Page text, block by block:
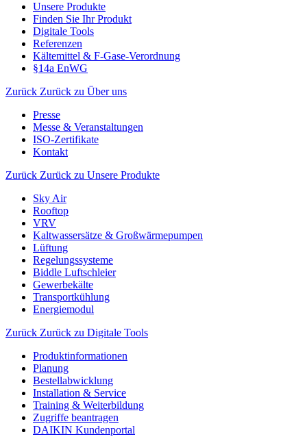
Unsere Produkte
Finden Sie Ihr Produkt
Digitale Tools
Referenzen
Kältemittel & F-Gase-Verordnung
§14a EnWG
Zurück Zurück zu Über uns
Presse
Messe & Veranstaltungen
ISO-Zertifikate
Kontakt
Zurück Zurück zu Unsere Produkte
Sky Air
Rooftop
VRV
Kaltwassersätze & Großwärmepumpen
Lüftung
Regelungssysteme
Biddle Luftschleier
Gewerbekälte
Transportkühlung
Energiemodul
Zurück Zurück zu Digitale Tools
Produktinformationen
Planung
Bestellabwicklung
Installation & Service
Training & Weiterbildung
Zugriffe beantragen
DAIKIN Kundenportal